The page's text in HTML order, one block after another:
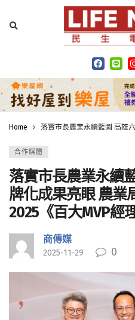
Home 落實市長農業永續藍圖 高雄
合作媒體
落實市長農業永續
牌化成果亮眼 農業
2025《百大MVP經
商傳媒
2025-11-29 0